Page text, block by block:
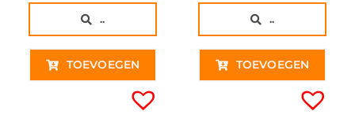
..
TOEVOEGEN
was:
€ 9,95€ 8,22.
€
..
TOEVOEGEN